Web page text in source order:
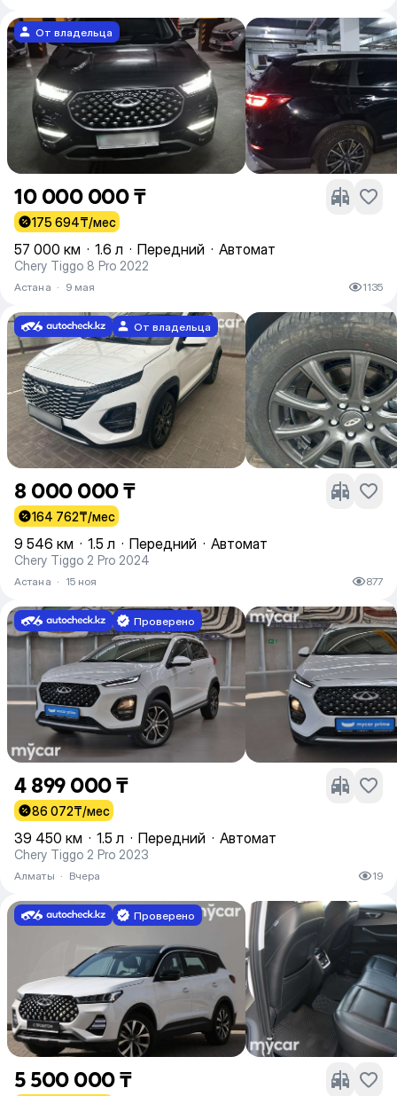
От владельца
10 000 000 ₸
175 694₸/мес
57 000 км · 1.6 л · Передний · Автомат
Chery Tiggo 8 Pro 2022
Астана · 9 мая 1135
От владельца
8 000 000 ₸
164 762₸/мес
9 546 км · 1.5 л · Передний · Автомат
Chery Tiggo 2 Pro 2024
Астана · 15 ноя 877
Проверено
4 899 000 ₸
86 072₸/мес
39 450 км · 1.5 л · Передний · Автомат
Chery Tiggo 2 Pro 2023
Алматы · Вчера 19
Проверено
5 500 000 ₸